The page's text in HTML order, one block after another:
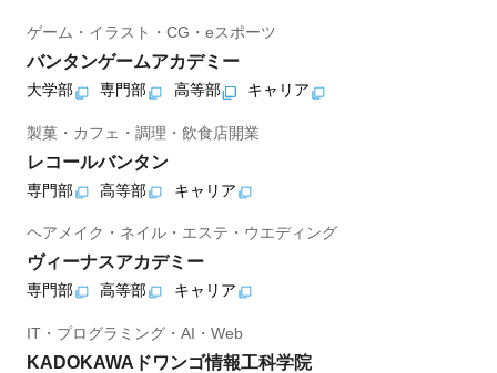
ゲーム・イラスト・CG・eスポーツ
バンタンゲームアカデミー
大学部 専門部 高等部 キャリア
製菓・カフェ・調理・飲食店開業
レコールバンタン
専門部 高等部 キャリア
ヘアメイク・ネイル・エステ・ウエディング
ヴィーナスアカデミー
専門部 高等部 キャリア
IT・プログラミング・AI・Web
KADOKAWAドワンゴ情報工科学院